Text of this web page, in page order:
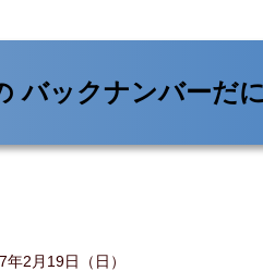
バックナンバーだ
2月19日（日）